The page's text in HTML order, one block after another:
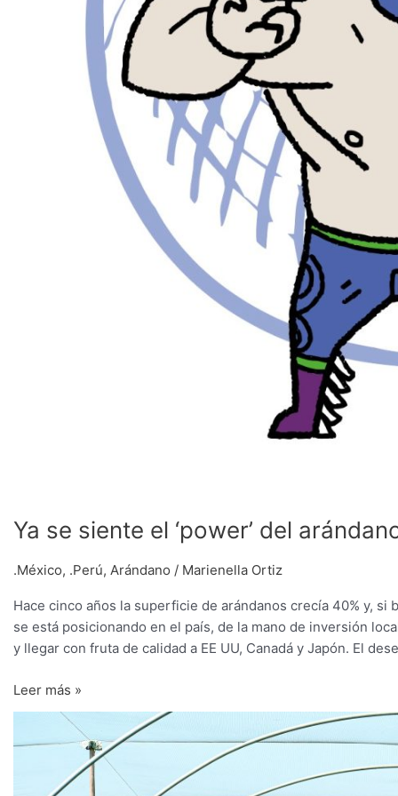
Ya se siente el ‘power’ del
.México, .Perú, Arándano / Marienella Ortiz
Hace cinco años la superficie de arándanos crecía 40% y, si
se está posicionando en el país, de la mano de inversión
y llegar con fruta de calidad a EE UU, Canadá y Japón. El
Leer más »
orgánico,